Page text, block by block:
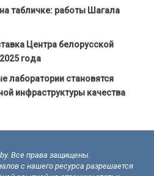
табличке: работы Шагала
Центра белорусской
года
лаборатории становятся
инфраструктуры качества
Все права защищены.
с нашего ресурса разрешается